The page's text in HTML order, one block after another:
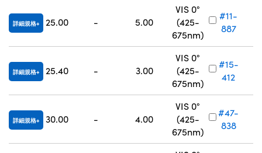
詳細規格 25.00 - 5.00
VIS 0°
(425-
675nm)
#11-
887
詳細規格 25.40 - 3.00
VIS 0°
(425-
675nm)
#15-
412
詳細規格 30.00 - 4.00
VIS 0°
(425-
675nm)
#47-
838